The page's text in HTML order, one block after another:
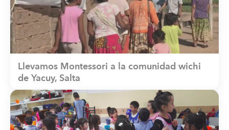
Llevamos Montessori a la comunidad wichi
de Yacuy, Salta